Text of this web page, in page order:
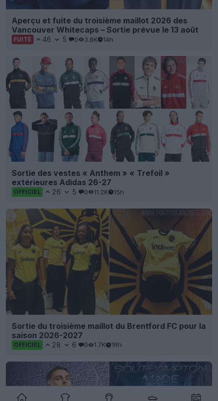
Aperçu et fuite du troisième maillot 2026 des
Vancouver Whitecaps – Sortie prévue le 13 août
FUITE 46 5 0 3.8K 14h
Sortie des vestes « Anthem » « Trefoil »
extérieures Adidas 26-27
OFFICIEL 26 5 0 11.2K 15h
Sortie du troisième maillot du Brentford FC pour la
saison 2026-2027
OFFICIEL 28 6 0 1.7K 16h